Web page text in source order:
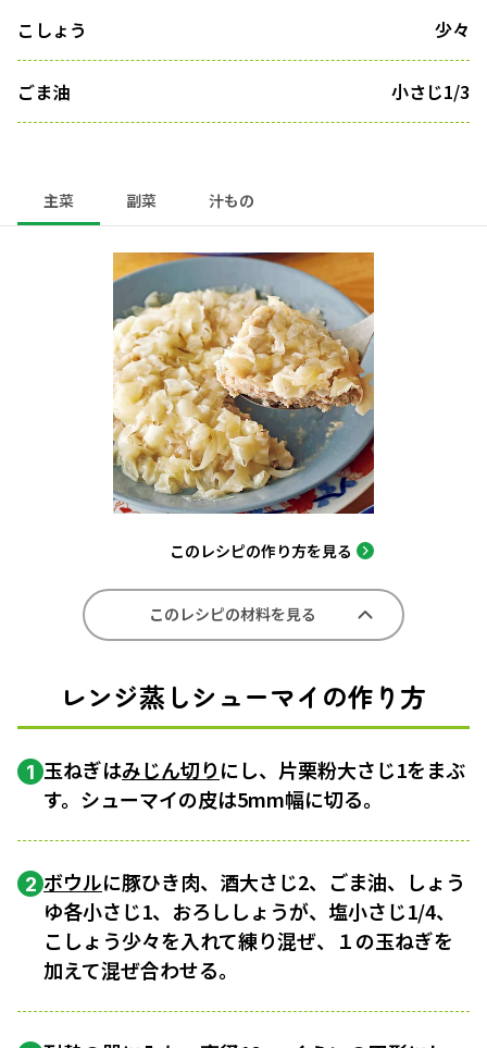
こしょう 少々
ごま油 小さじ1/3
主菜 副菜 汁もの
このレシピの作り方を見る
このレシピの材料を見る
レンジ蒸しシューマイの作り方
1 玉ねぎはみじん切りにし、片栗粉大さじ1をまぶ
す。シューマイの皮は5mm幅に切る。
2 ボウルに豚ひき肉、酒大さじ2、ごま油、しょう
ゆ各小さじ1、おろししょうが、塩小さじ1/4、
こしょう少々を入れて練り混ぜ、１の玉ねぎを
加えて混ぜ合わせる。